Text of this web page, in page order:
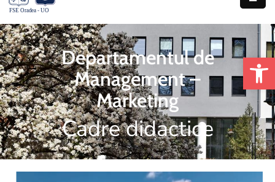
studiu
Studenți
Cercetare
Internațional
Extracurriculare
Parteneriate
Departamentul de
Management –
Marketing
Cadre didactice